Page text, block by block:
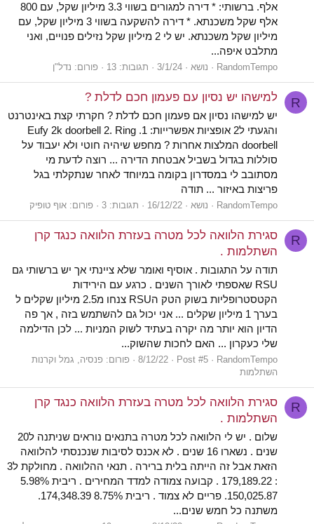
אלף. ברשותי: * דירה למגורים בשווי 3.3 מיליון שקל, עם 800
אלף שקל משכנתא. * דירה להשקעה בשווי 3 מיליון שקל, עם
מיליון שקל משכנתא. יש לי 2 מיליון שקל נזילים פנויים, ואני
מתלבט איפה...
RandomTempo נושא 3/1/24 תגובות: 13 פורום: נדל"ן
R למישהו יש נסיון עם פעמון חכם לדלת ?
יש למישהו נסיון אם פעמון חכם לדלת ? חקרתי קצת באינטרנט
והגעתי ל2 אופציות אפשרייות: 1. Eufy 2k doorbell 2. Ring
doorbell המלצות אחרות ? מחפש שיהיה חוטי ולא יעבוד על
סוללות בגדול בשביל אבטחת הדירה ... רוצה לדעת מי
מסתובב לי במסדרון בקומה במיוחד לאחר שנתקלתי בגל
פריצות באיזור ... תודה
RandomTempo נושא 16/12/22 תגובות: 3 פורום: אוף טופיק
R
סגירת הלוואה לכל מטרה בעזרת הלוואה כנגד קרן
השתלמות .
תודה על התגובות . אוסיף ואומר שלא ציינתי אך יש ברשותי גם
RSU שאספתי לאורך השנים . כרגע עם הירידות
הקטסטרופליות בשוק הטק הRSU צנחו מ2.5 מיליון שקלים ל
בערך 1 מיליון שקלים ... אני יכול גם להשתמש בזה , אך פה
הדיון הוא יותר מה יקרה בעתיד לשוק המניות ... לכן הדילמה
שלי כעקרון ... האם לחכות שהשוק...
RandomTempo
Post #5
8/12/22 פורום: פנסיה, גמל וקרנות
השתלמות
R
סגירת הלוואה לכל מטרה בעזרת הלוואה כנגד קרן
השתלמות .
שלום . יש לי הלוואה לכל מטרה בתנאים נוראים שניתנה ל20
שנים . נשארו 16 שנים . לא אכנס לסיבות שנכנסתי להלוואה
הזאת אבל זה הייתה בלית ברירה . תנאי ההלוואה . מחולקת ל3
: 179,189.22 . קבועה צמודה למדד המחירים . ריבית 5.98%
150,025.87. פריים לא צמוד . ריבית 8.75% 174,348.39.
משתנה כל חמש שנים...